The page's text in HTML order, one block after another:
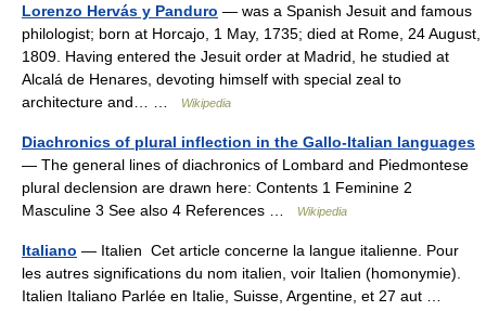
Lorenzo Hervás y Panduro — was a Spanish Jesuit and famous
philologist; born at Horcajo, 1 May, 1735; died at Rome, 24 August,
1809. Having entered the Jesuit order at Madrid, he studied at
Alcalá de Henares, devoting himself with special zeal to
architecture and… …
Wikipedia
Diachronics of plural inflection in the Gallo-Italian languages
— The general lines of diachronics of Lombard and Piedmontese
plural declension are drawn here: Contents 1 Feminine 2
Masculine 3 See also 4 References …
Wikipedia
Italiano — Italien Cet article concerne la langue italienne. Pour
les autres significations du nom italien, voir Italien (homonymie).
Italien Italiano Parlée en Italie, Suisse, Argentine, et 27 aut …